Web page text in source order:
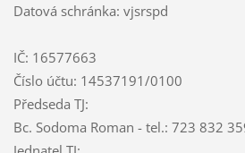
Datová schránka: vjsrspd
IČ: 16577663
Číslo účtu: 14537191/0100
Předseda TJ:
Bc. Sodoma Roman - tel.: 723 832